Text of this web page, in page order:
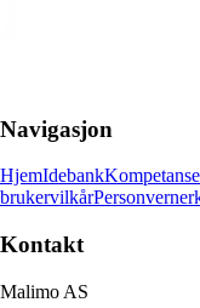
Navigasjon
HjemIdebank
brukervilkår
Kontakt
Malimo AS